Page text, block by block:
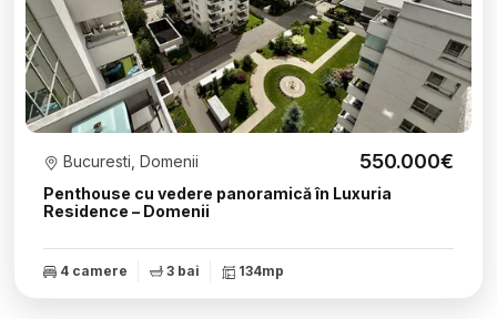
Penthouse cu vedere panoramică în Luxuria
Residence – Domenii
Bucuresti, Domenii 550.000€
4 camere 3 bai 134mp